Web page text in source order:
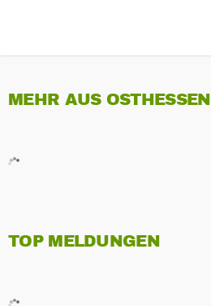
MEHR AUS OSTHESSEN
TOP MELDUNGEN